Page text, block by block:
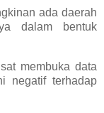
ada daerah
dalam bentuk
membuka data
negatif terhadap